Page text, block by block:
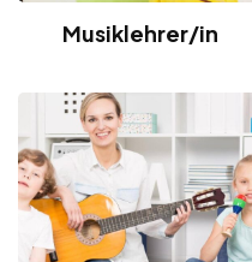
Musiklehrer/in